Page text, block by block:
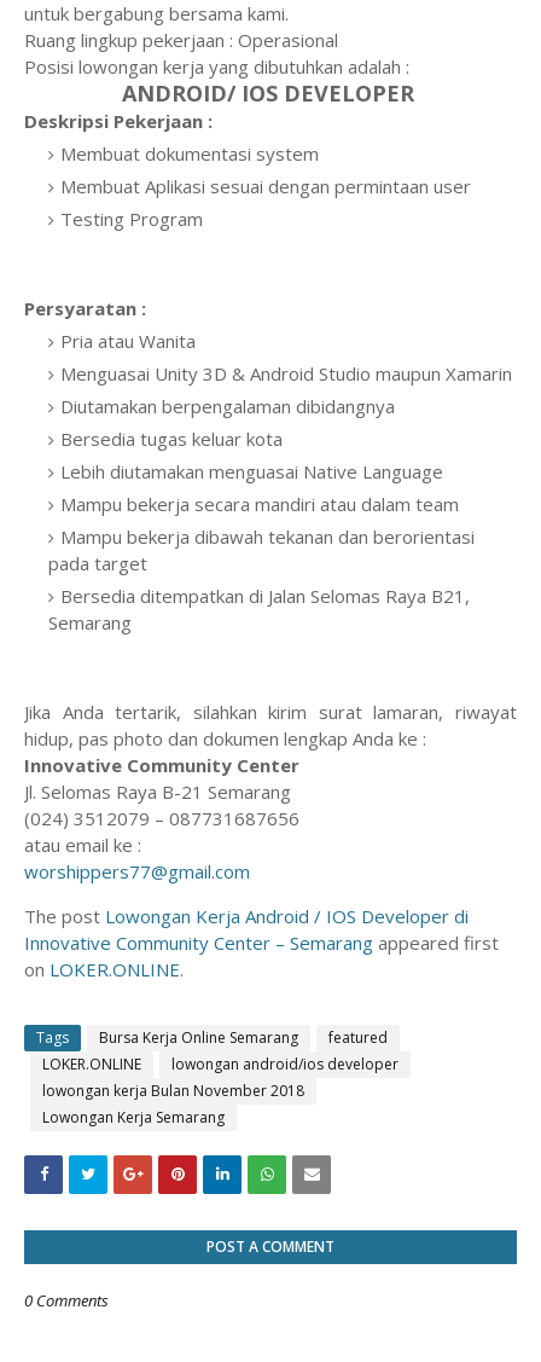
untuk bergabung bersama kami.
Ruang lingkup pekerjaan : Operasional
Posisi lowongan kerja yang dibutuhkan adalah :
ANDROID/ IOS DEVELOPER
Deskripsi Pekerjaan :
Membuat dokumentasi system
Membuat Aplikasi sesuai dengan permintaan user
Testing Program
Persyaratan :
Pria atau Wanita
Menguasai Unity 3D & Android Studio maupun Xamarin
Diutamakan berpengalaman dibidangnya
Bersedia tugas keluar kota
Lebih diutamakan menguasai Native Language
Mampu bekerja secara mandiri atau dalam team
Mampu bekerja dibawah tekanan dan berorientasi
pada target
Bersedia ditempatkan di Jalan Selomas Raya B21,
Semarang
Jika Anda tertarik, silahkan kirim surat lamaran, riwayat
hidup, pas photo dan dokumen lengkap Anda ke :
Innovative Community Center
Jl. Selomas Raya B-21 Semarang
(024) 3512079 – 087731687656
atau email ke :
worshippers77@gmail.com
The post Lowongan Kerja Android / IOS Developer di
Innovative Community Center – Semarang appeared first
on LOKER.ONLINE.
Tags Bursa Kerja Online Semarang
featured
LOKER.ONLINE
lowongan android/ios developer
lowongan kerja Bulan November 2018
Lowongan Kerja Semarang
POST A COMMENT
0 Comments